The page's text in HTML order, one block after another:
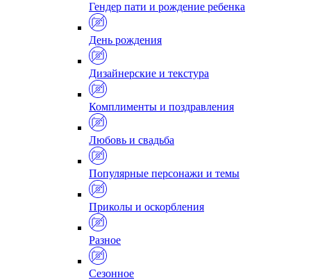
Гендер пати и рождение ребенка
День рождения
Дизайнерские и текстура
Комплименты и поздравления
Любовь и свадьба
Популярные персонажи и темы
Приколы и оскорбления
Разное
Сезонное